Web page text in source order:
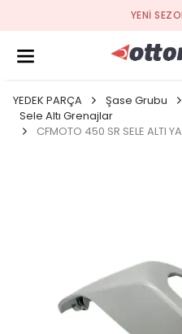
YENI
YEDEK PARÇA Şase Grubu
Sele Altı Grenajlar
CFMOTO 450 SR SELE ALTI